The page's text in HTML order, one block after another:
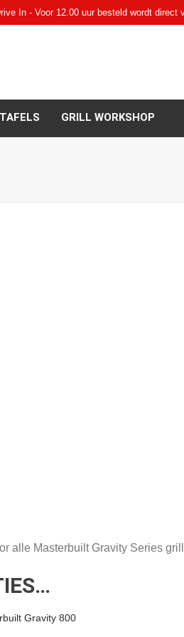
In - Voor 12.00 uur besteld wordt
TAFELS GRILL WORKSHOP
alle Masterbuilt Gravity Series